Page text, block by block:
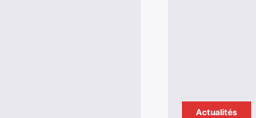
Actualités